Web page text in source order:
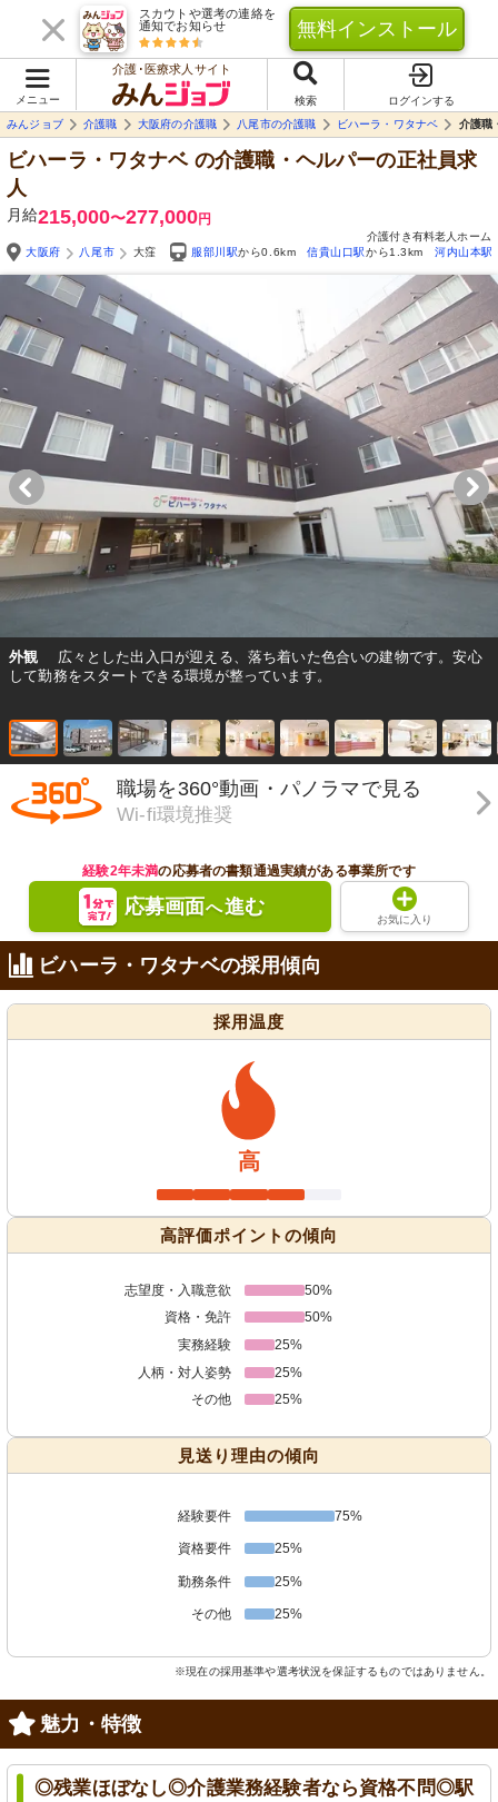
スカウトや選考の連絡を
通知でお知らせ
無料インストール
メニュー
介護･医療求人サイト
検索
ログインする
みんジョブ
介護職 大阪府の介護職 八尾市の介護職 ビハーラ・ワタナベ 介護職
ビハーラ・ワタナベの介護職・ヘルパーの正社員求
人
月給215,000〜277,000円
介護付き有料老人ホーム
大阪府
八尾市 大窪 服部川駅から0.6km 信貴山口駅から1.3km 河内山本駅
自
外観
広々とした出入口が迎える、落ち着いた色合いの建物です。安心
して勤務をスタートできる環境が整っています。
職場を360°動画・パノラマで見る
Wi-fi環境推奨
経験2年未満の応募者の書類通過実績がある事業所です
応募画面へ進む
お気に入り
ビハーラ・ワタナベの採用傾向
採用温度
高
高評価ポイントの傾向
志望度・入職意欲
50%
資格・免許
50%
実務経験
25%
人柄・対人姿勢
25%
その他
25%
見送り理由の傾向
経験要件 75%
資格要件 25%
勤務条件 25%
その他 25%
※現在の採用基準や選考状況を保証するものではありません。
魅力・特徴
◎残業ほぼなし◎介護業務経験者なら資格不問◎駅